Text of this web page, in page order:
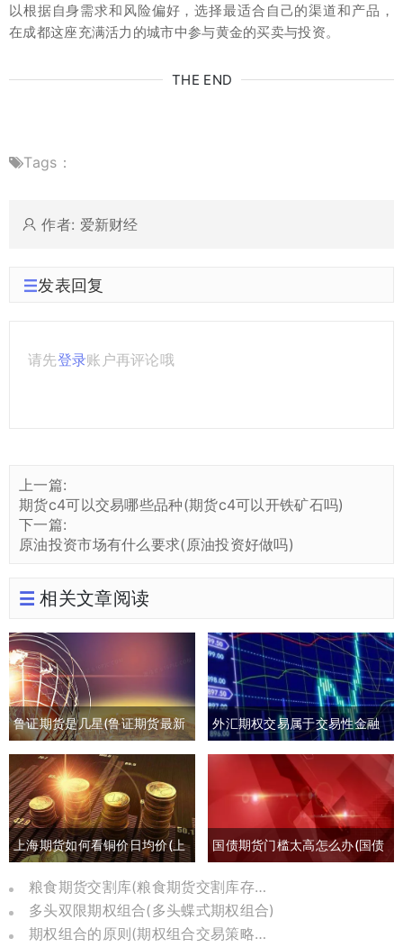
以根据自身需求和风险偏好，选择最适合自己的渠道和产品，
在成都这座充满活力的城市中参与黄金的买卖与投资。
THE END
Tags：
作者: 爱新财经
发表回复
请先登录账户再评论哦
上一篇:
期货c4可以交易哪些品种(期货c4可以开铁矿石吗)
下一篇:
原油投资市场有什么要求(原油投资好做吗)
相关文章阅读
鲁证期货是几星(鲁证期货最新
消息)
外汇期权交易属于交易性金融
负债吗(外汇期权交易是指交易
双方)
上海期货如何看铜价日均价(上
海期货交易铜价)
国债期货门槛太高怎么办(国债
期货有风险吗)
粮食期货交割库(粮食期货交割库存怎么算)
多头双限期权组合(多头蝶式期权组合)
期权组合的原则(期权组合交易策略分析)